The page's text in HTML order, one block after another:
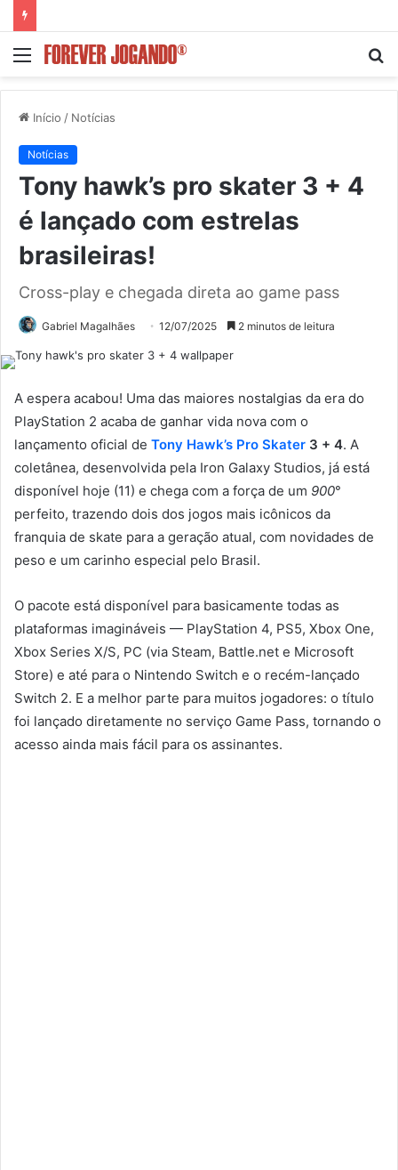
Menu
Início / Notícias
Notícias
Tony hawk’s pro skater 3 + 4
é lançado com estrelas
brasileiras!
Cross-play e chegada direta ao game pass
Gabriel Magalhães 12/07/2025 2 minutos de leitura
A espera acabou! Uma das maiores nostalgias da era do
PlayStation 2 acaba de ganhar vida nova com o
lançamento oficial de Tony Hawk’s Pro Skater 3 + 4. A
coletânea, desenvolvida pela Iron Galaxy Studios, já está
disponível hoje (11) e chega com a força de um 900°
perfeito, trazendo dois dos jogos mais icônicos da
franquia de skate para a geração atual, com novidades de
peso e um carinho especial pelo Brasil.
O pacote está disponível para basicamente todas as
plataformas imagináveis — PlayStation 4, PS5, Xbox One,
Xbox Series X/S, PC (via Steam, Battle.net e Microsoft
Store) e até para o Nintendo Switch e o recém-lançado
Switch 2. E a melhor parte para muitos jogadores: o título
foi lançado diretamente no serviço Game Pass, tornando o
acesso ainda mais fácil para os assinantes.